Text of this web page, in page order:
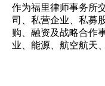
作为福里律师事务所
司、私营企业、私募
购、融资及战略合作
业、能源、航空航天